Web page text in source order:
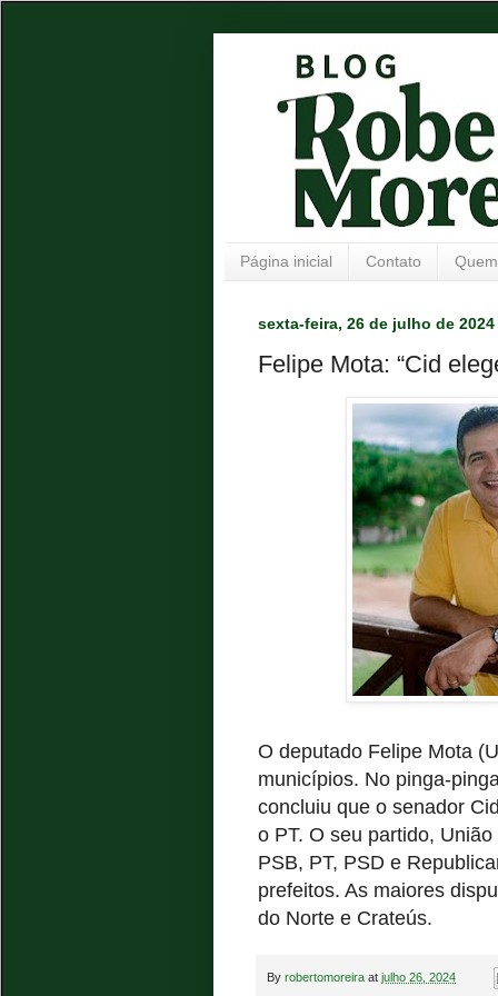
Página inicial Contato
sexta-feira, 26 de julho de 2024
Felipe Mota: “Cid
O deputado Felipe Mota
municípios. No pinga-
concluiu que o senador
o PT. O seu partido,
PSB, PT, PSD e
prefeitos. As maiores
do Norte e Crateús.
By robertomoreira at julho 26, 2024